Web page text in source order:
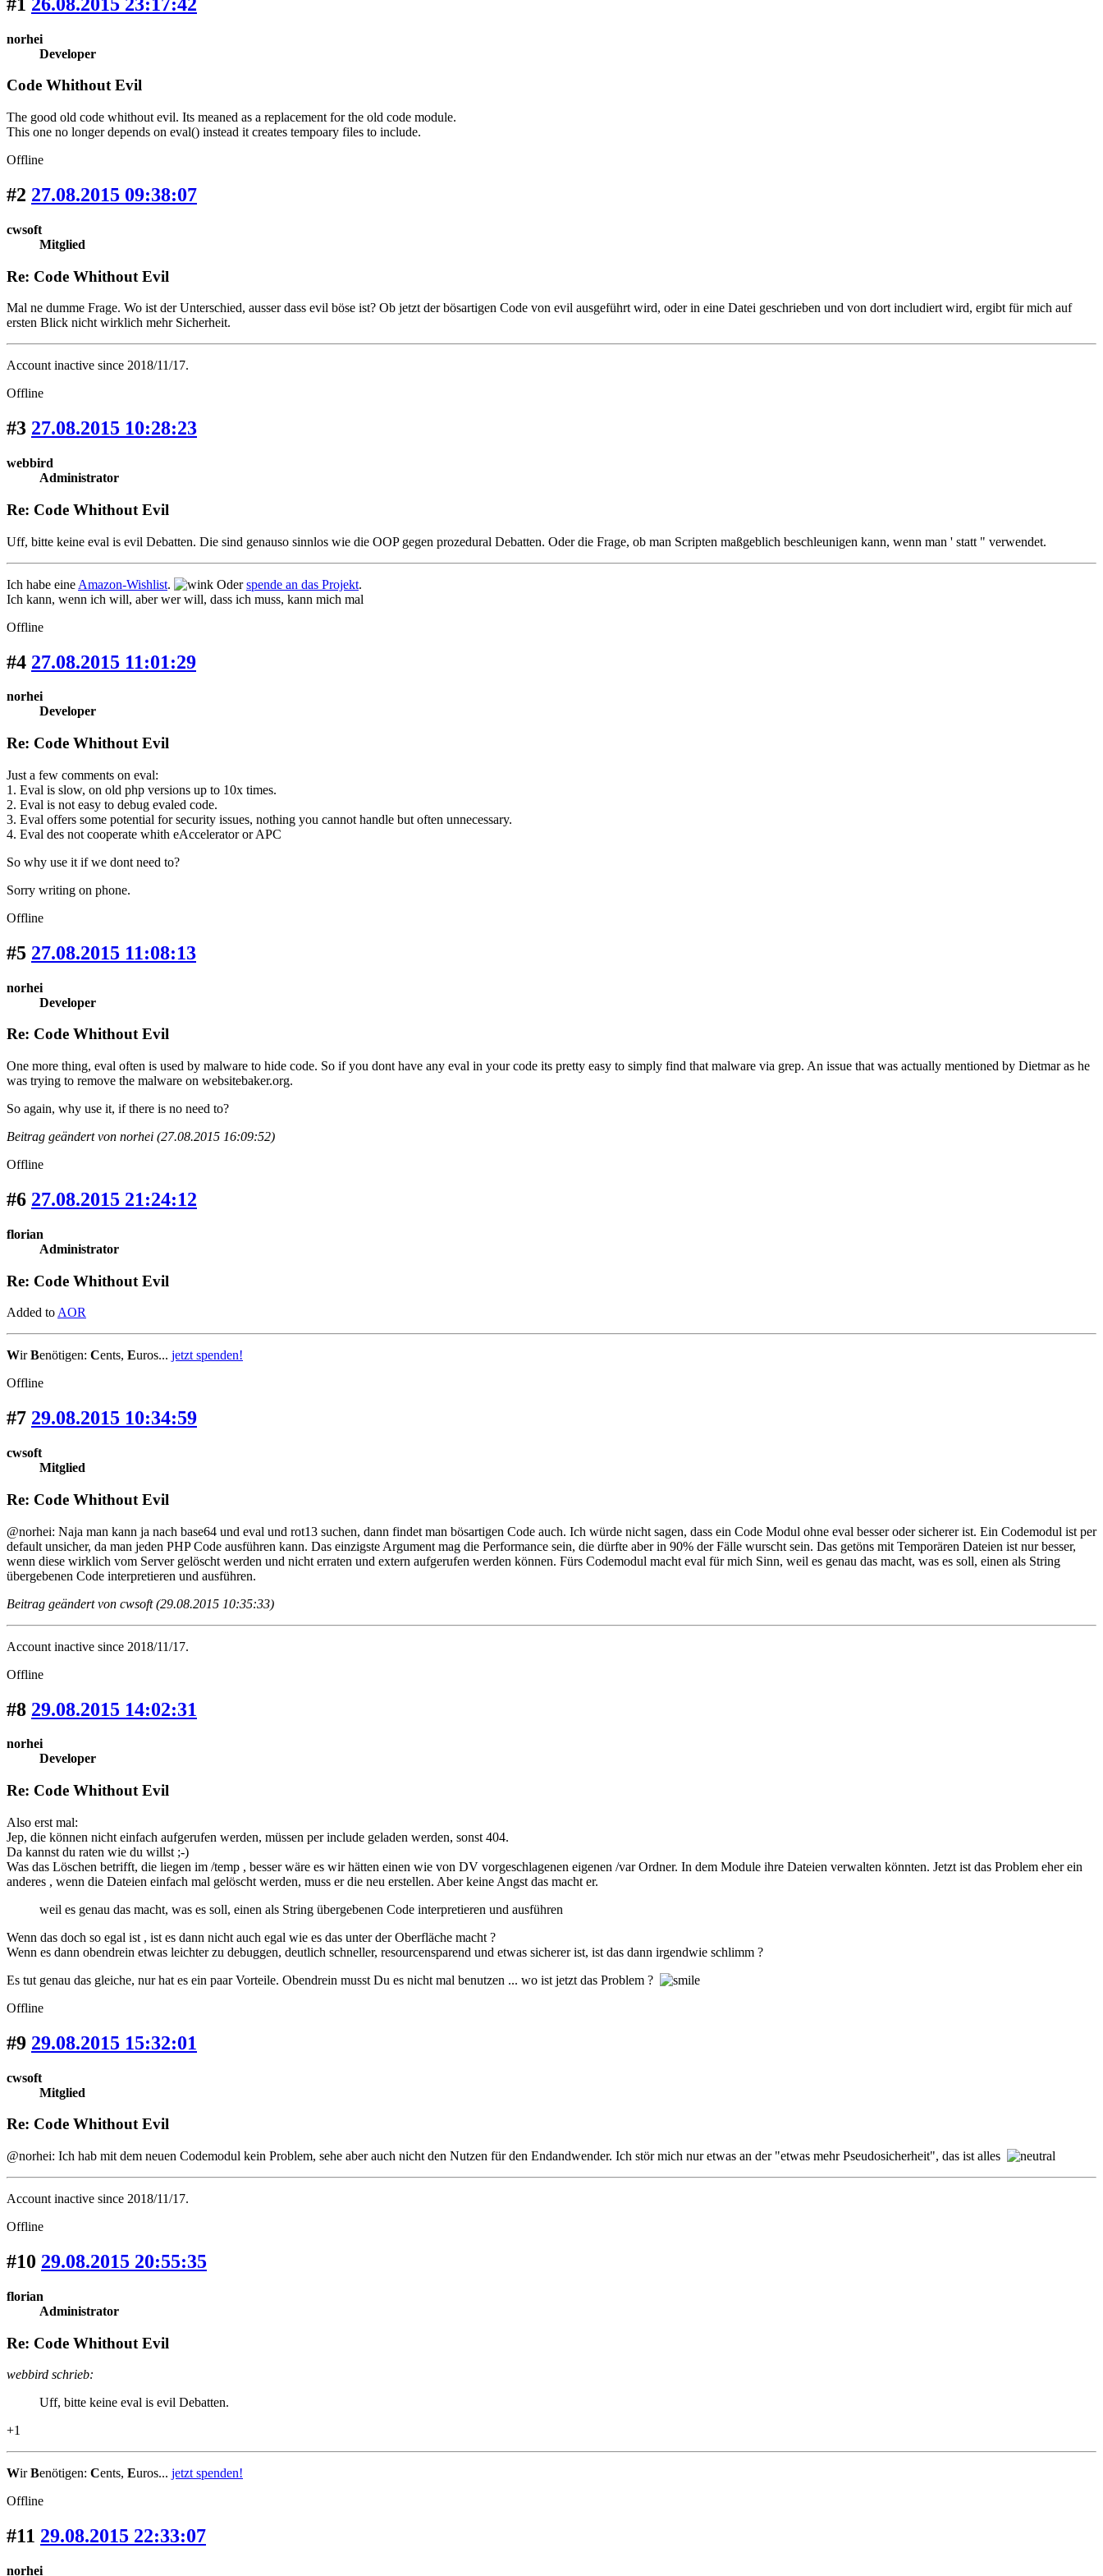
norhei
Developer
Code Whithout Evil
The good old code whithout evil. Its meaned as a replacement for the old code module.
This one no longer depends on eval() instead it creates tempoary files to include.
Offline
#2 27.08.2015 09:38:07
cwsoft
Mitglied
Re: Code Whithout Evil
Mal ne dumme Frage. Wo ist der Unterschied, ausser dass evil böse ist? Ob jetzt der bösartigen Code von evil ausgeführt wird, oder in eine Datei geschrieben und von dort includiert wird, ergibt für mich auf
ersten Blick nicht wirklich mehr Sicherheit.
Account inactive since 2018/11/17.
Offline
#3 27.08.2015 10:28:23
webbird
Administrator
Re: Code Whithout Evil
Uff, bitte keine eval is evil Debatten. Die sind genauso sinnlos wie die OOP gegen prozedural Debatten. Oder die Frage, ob man Scripten maßgeblich beschleunigen kann, wenn man ' statt " verwendet.
Ich habe eine Amazon-Wishlist. Oderspende an das Projekt.
Ich kann, wenn ich will, aber wer will, dass ich muss, kann mich mal
Offline
#4 27.08.2015 11:01:29
norhei
Developer
Re: Code Whithout Evil
Just a few comments on eval:
1. Eval is slow, on old php versions up to 10x times.
2. Eval is not easy to debug evaled code.
3. Eval offers some potential for security issues, nothing you cannot handle but often unnecessary.
4. Eval des not cooperate whith eAccelerator or APC
So why use it if we dont need to?
Sorry writing on phone.
Offline
#5 27.08.2015 11:08:13
norhei
Developer
Re: Code Whithout Evil
One more thing, eval often is used by malware to hide code. So if you dont have any eval in your code its pretty easy to simply find that malware via grep. An issue that was actually mentioned by Dietmar as he
was trying to remove the malware on websitebaker.org.
So again, why use it, if there is no need to?
Beitrag geändert von norhei (27.08.2015 16:09:52)
Offline
#6 27.08.2015 21:24:12
florian
Administrator
Re: Code Whithout Evil
Added to AOR
WirBenötigen: Cents, Euros... jetzt spenden!
Offline
#7 29.08.2015 10:34:59
cwsoft
Mitglied
Re: Code Whithout Evil
@norhei: Naja man kann ja nach base64 und eval und rot13 suchen, dann findet man bösartigen Code auch. Ich würde nicht sagen, dass ein Code Modul ohne eval besser oder sicherer ist. Ein Codemodul ist per
default unsicher, da man jeden PHP Code ausführen kann. Das einzigste Argument mag die Performance sein, die dürfte aber in 90% der Fälle wurscht sein. Das getöns mit Temporären Dateien ist nur besser,
wenn diese wirklich vom Server gelöscht werden und nicht erraten und extern aufgerufen werden können. Fürs Codemodul macht eval für mich Sinn, weil es genau das macht, was es soll, einen als String
übergebenen Code interpretieren und ausführen.
Beitrag geändert von cwsoft (29.08.2015 10:35:33)
Account inactive since 2018/11/17.
Offline
#8 29.08.2015 14:02:31
norhei
Developer
Re: Code Whithout Evil
Also erst mal:
Jep, die können nicht einfach aufgerufen werden, müssen per include geladen werden, sonst 404.
Da kannst du raten wie du willst ;-)
Was das Löschen betrifft, die liegen im /temp , besser wäre es wir hätten einen wie von DV vorgeschlagenen eigenen /var Ordner. In dem Module ihre Dateien verwalten könnten. Jetzt ist das Problem eher ein
anderes , wenn die Dateien einfach mal gelöscht werden, muss er die neu erstellen. Aber keine Angst das macht er.
weil es genau das macht, was es soll, einen als String übergebenen Code interpretieren und ausführen
Wenn das doch so egal ist , ist es dann nicht auch egal wie es das unter der Oberfläche macht ?
Wenn es dann obendrein etwas leichter zu debuggen, deutlich schneller, resourcensparend und etwas sicherer ist, ist das dann irgendwie schlimm ?
Es tut genau das gleiche, nur hat es ein paar Vorteile. Obendrein musst Du es nicht mal benutzen ... wo ist jetzt das Problem ?
Offline
#9 29.08.2015 15:32:01
cwsoft
Mitglied
Re: Code Whithout Evil
@norhei: Ich hab mit dem neuen Codemodul kein Problem, sehe aber auch nicht den Nutzen für den Endandwender. Ich stör mich nur etwas an der "etwas mehr Pseudosicherheit", das ist alles
Account inactive since 2018/11/17.
Offline
#10 29.08.2015 20:55:35
florian
Administrator
Re: Code Whithout Evil
webbird schrieb:
Uff, bitte keine eval is evil Debatten.
+1
WirBenötigen: Cents, Euros... jetzt spenden!
Offline
#11 29.08.2015 22:33:07
norhei